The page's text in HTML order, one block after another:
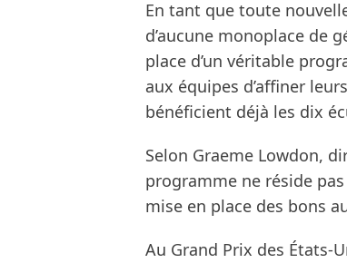
En tant que toute
d’aucune monoplace de
place d’un véritable
aux équipes d’affiner
bénéficient déjà les dix
Selon Graeme Lowdon,
programme ne réside
mise en place des bons
Au Grand Prix des États-